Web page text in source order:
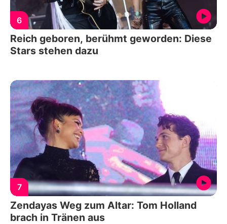
6
Reich geboren, berühmt geworden: Diese
Stars stehen dazu
7
Zendayas Weg zum Altar: Tom Holland
brach in Tränen aus